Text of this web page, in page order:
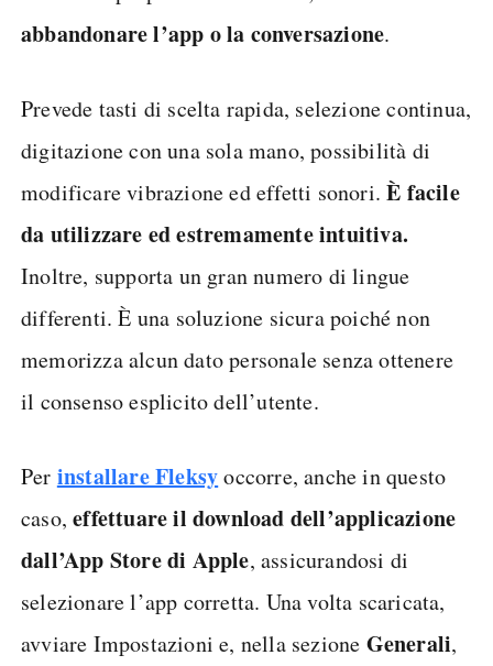
abbandonare l’app o la conversazione.
Prevede tasti di scelta rapida, selezione continua,
digitazione con una sola mano, possibilità di
modificare vibrazione ed effetti sonori.È facile
da utilizzare ed estremamente intuitiva.
Inoltre, supporta un gran numero di lingue
differenti. È una soluzione sicura poiché non
memorizza alcun dato personale senza ottenere
il consenso esplicito dell’utente.
Per installare Fleksyoccorre, anche in questo
caso,effettuare il download dell’applicazione
dall’App Store di Apple, assicurandosi di
selezionare l’app corretta. Una volta scaricata,
avviare Impostazioni e, nella sezione Generali,